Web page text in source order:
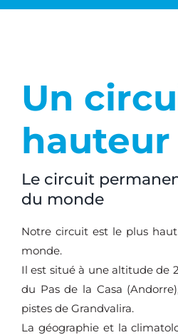
Un
hauteur
Le circuit
du monde
Notre circuit est le plus
monde.
Il est situé à une altitude de
du Pas de la Casa
pistes de Grandvalira.
La géographie et la